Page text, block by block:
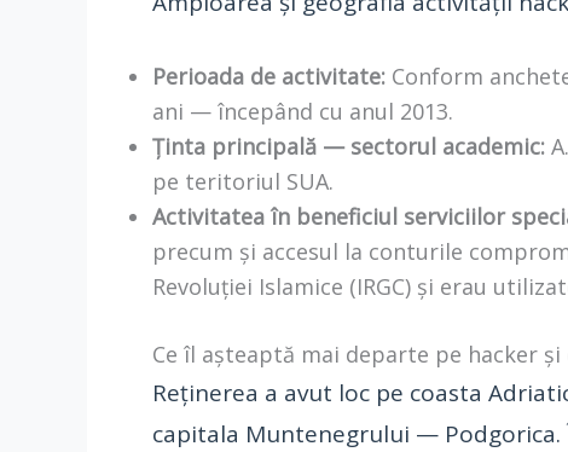
Perioada de activitate: Conform
ani — începând cu anul 2013.
Ținta principală — sectorul academic:
pe teritoriul SUA.
Activitatea în beneficiul serviciilor
precum și accesul la conturile
Revoluției Islamice (IRGC) și erau
Ce îl așteaptă mai departe pe hacker
Reținerea a avut loc pe coasta
capitala Muntenegrului — Podgorica.